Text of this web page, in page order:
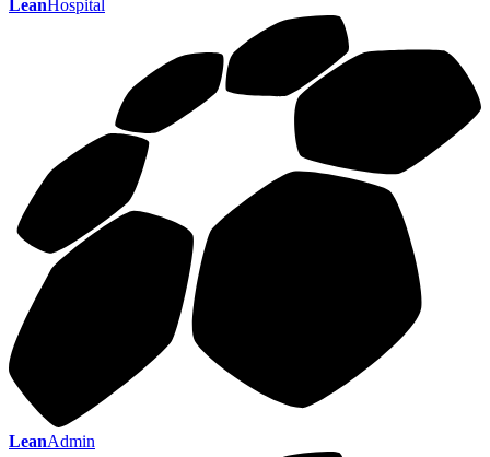
Lean Hospital
LeanAdmin